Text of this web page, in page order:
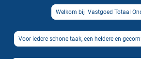
Welkom bij Vastgoed Totaal
Voor iedere schone taak, een heldere en